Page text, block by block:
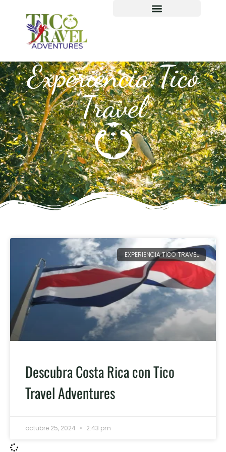
Experiencia Tico
Travel
EXPERIENCIA TICO TRAVEL
Descubra Costa Rica con Tico
Travel Adventures
octubre 25, 2024 2:43 pm